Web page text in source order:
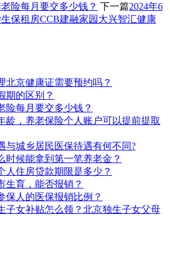
险每月要交多少钱？ 下一篇2024年6
保租房CCB建融家园大兴智汇健康
北京健康证需要预约吗？
期的区别？
险每月要交多少钱？
龄，养老保险个人账户可以提前提取
与城乡居民医保待遇有何不同?
时候能拿到第一笔养老金？
人住房贷款期限是多少？
生育，能否报销？
保人的医保报销比例？
子女补贴怎么领？北京独生子女父母